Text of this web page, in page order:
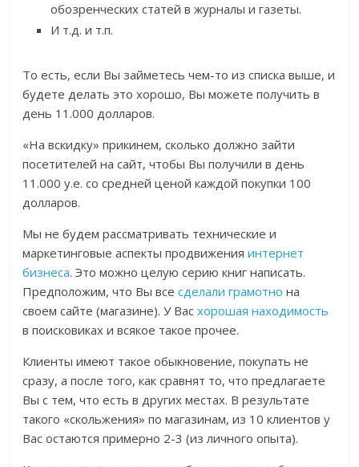
обозренческих статей в журналы и газеты.
И т.д. и т.п.
То есть, если Вы займетесь чем-то из списка выше, и
будете делать это хорошо, Вы можете получить в
день 11.000 долларов.
«На вскидку» прикинем, сколько должно зайти
посетителей на сайт, чтобы Вы получили в день
11.000 у.е. со средней ценой каждой покупки 100
долларов.
Мы не будем рассматривать технические и
маркетинговые аспекты продвиженияинтернет
бизнеса. Это можно целую серию книг написать.
Предположим, что Вы всесделали грамотно на
своем сайте (магазине). У Васхорошая находимость
в поисковиках и всякое такое прочее.
Клиенты имеют такое обыкновение, покупать не
сразу, а после того, как сравнят то, что предлагаете
Вы с тем, что есть в других местах. В результате
такого «скольжения» по магазинам, из 10 клиентов у
Вас остаются примерно 2-3 (из личного опыта).